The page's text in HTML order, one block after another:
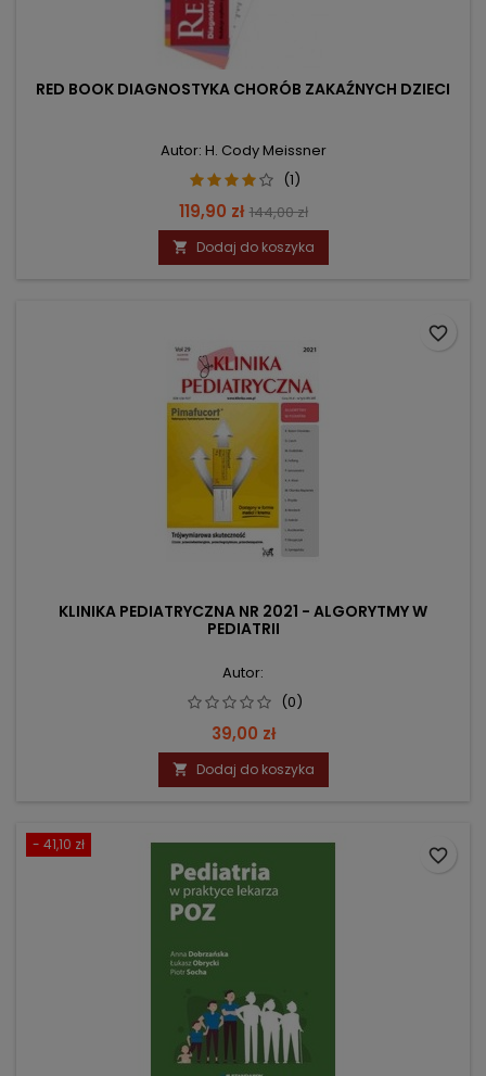
RED BOOK DIAGNOSTYKA CHORÓB ZAKAŹNYCH DZIECI
Autor: H. Cody Meissner
(1)
Cena
119,90 zł Cena
podstawowa
144,00 zł
 Dodaj do koszyka
KLINIKA PEDIATRYCZNA NR 2021 - ALGORYTMY W
PEDIATRII
Autor:
(0)
Cena
39,00 zł
 Dodaj do koszyka
favorite_border
- 41,10 zł
favorite_border